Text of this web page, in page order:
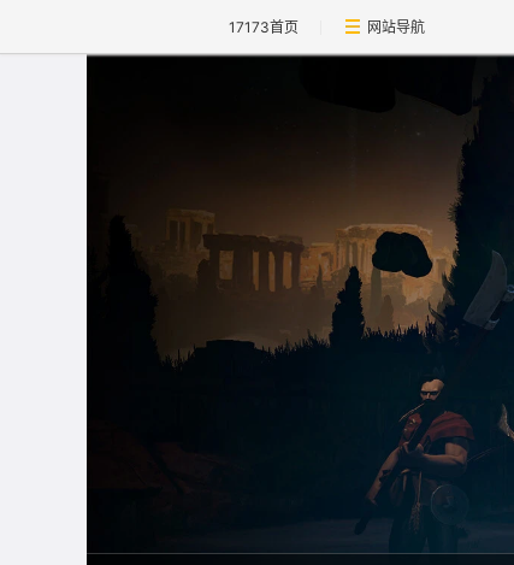
17173首页 网站导航